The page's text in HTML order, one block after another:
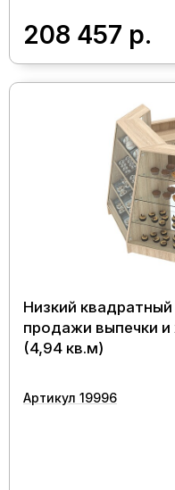
208 457 р.
Низкий
продажи выпечки и
(4,94 кв.м)
Артикул 19996